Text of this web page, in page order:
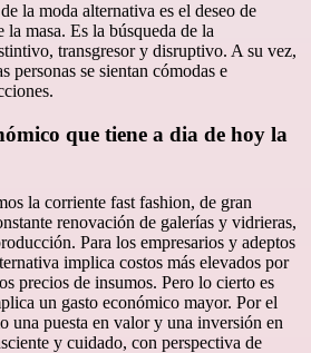
la moda alternativa es el deseo de
masa. Es la búsqueda de la
transgresor y disruptivo. A su vez,
personas se sientan cómodas e
que tiene a dia de hoy la
la corriente fast fashion, de gran
renovación de galerías y vidrieras,
Para los empresarios y adeptos
implica costos más elevados por
precios de insumos. Pero lo cierto es
un gasto económico mayor. Por el
una puesta en valor y una inversión en
y cuidado, con perspectiva de